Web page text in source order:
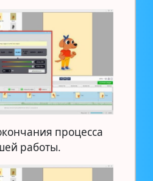
процесса
работы.